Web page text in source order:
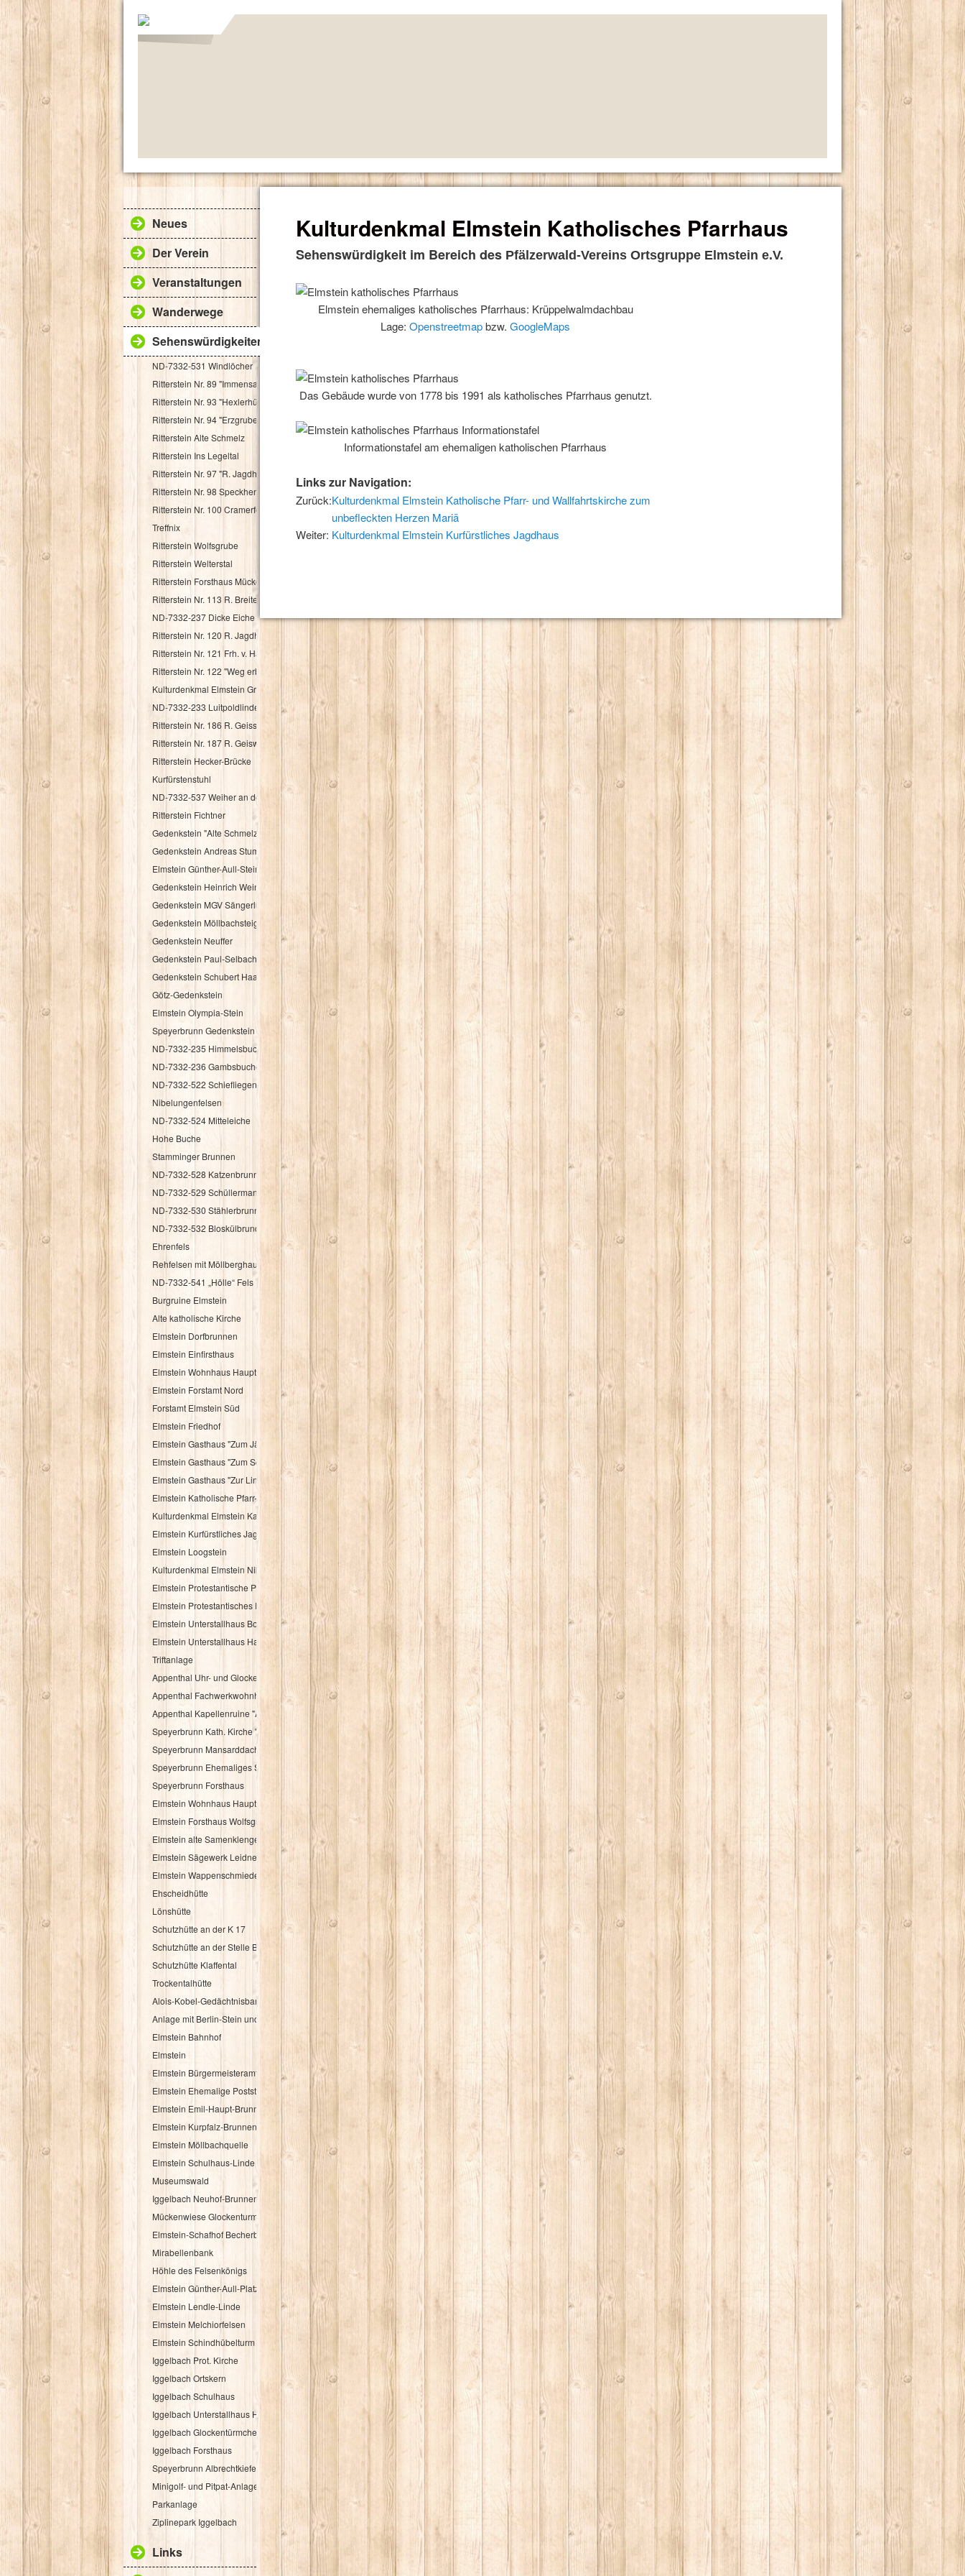
Neues
Der Verein
Veranstaltungen
Wanderwege
Sehenswürdigkeiten
ND-7332-531 Windlöcher
Ritterstein Nr. 89 "Immensack"
Ritterstein Nr. 93 "Hexlerhütte"
Ritterstein Nr. 94 "Erzgruben"
Ritterstein Alte Schmelz
Ritterstein Ins Legeltal
Ritterstein Nr. 97 "R. Jagdhaus"
Ritterstein Nr. 98 Speckhenrich
Ritterstein Nr. 100 Cramerfels
Treffnix
Ritterstein Wolfsgrube
Ritterstein Welterstal
Ritterstein Forsthaus Mückenwies
Ritterstein Nr. 113 R. Breitenstein 500 Schr.
ND-7332-237 Dicke Eiche
Ritterstein Nr. 120 R. Jagdhaus Breitscheid
Ritterstein Nr. 121 Frh. v. Haacke Holsriese
Ritterstein Nr. 122 "Weg erbaut Frh. v. Hacke 1737"
Kulturdenkmal Elmstein Grenzstein
ND-7332-233 Luitpoldlinde
Ritterstein Nr. 186 R. Geisskopferhof
Ritterstein Nr. 187 R. Geiswieserhof
Ritterstein Hecker-Brücke
Kurfürstenstuhl
ND-7332-537 Weiher an der Speyerbachquelle
Ritterstein Fichtner
Gedenkstein "Alte Schmelz"
Gedenkstein Andreas Stumpf
Elmstein Günther-Aull-Stein
Gedenkstein Heinrich Weintz
Gedenkstein MGV Sängerlust Elmstein
Gedenkstein Möllbachsteige
Gedenkstein Neuffer
Gedenkstein Paul-Selbach-Ruh
Gedenkstein Schubert Haag
Götz-Gedenkstein
Elmstein Olympia-Stein
Speyerbrunn Gedenkstein HK 1987
ND-7332-235 Himmelsbuche
ND-7332-236 Gambsbuche
ND-7332-522 Schiefliegender Fels
Nibelungenfelsen
ND-7332-524 Mitteleiche
Hohe Buche
Stamminger Brunnen
ND-7332-528 Katzenbrunnen
ND-7332-529 Schüllermannsbrunnen
ND-7332-530 Stählerbrunnen
ND-7332-532 Bloskülbrundsicht
Ehrenfels
Rehfelsen mit Möllberghaus
ND-7332-541 „Hölle“ Fels
Burgruine Elmstein
Alte katholische Kirche
Elmstein Dorfbrunnen
Elmstein Einfirsthaus
Elmstein Wohnhaus Hauptstraße 30
Elmstein Forstamt Nord
Forstamt Elmstein Süd
Elmstein Friedhof
Elmstein Gasthaus "Zum Jäger aus Kurpfalz"
Elmstein Gasthaus "Zum Schloßberg"
Elmstein Gasthaus "Zur Linde"
Elmstein Katholische Pfarr- und Wallfahrtskirche
Kulturdenkmal Elmstein Katholisches Pfarrhaus
Elmstein Kurfürstliches Jagdhaus
Elmstein Loogstein
Kulturdenkmal Elmstein Nibelungenheim
Elmstein Protestantische Pfarrkirche
Elmstein Protestantisches Pfarrhaus
Elmstein Unterstallhaus Bogengasse 1 und 5
Elmstein Unterstallhaus Hauptstraße 35
Triftanlage
Appenthal Uhr- und Glockentürmchen
Appenthal Fachwerkwohnhaus Talstraße 2
Appenthal Kapellenruine "Alter Turm"
Speyerbrunn Kath. Kirche "St. Wendelinus u. St. Hubertus"
Speyerbrunn Mansarddachbau
Speyerbrunn Ehemaliges Schulhaus
Speyerbrunn Forsthaus
Elmstein Wohnhaus Hauptstraße 48
Elmstein Forsthaus Wolfsgrube
Elmstein alte Samenklenge
Elmstein Sägewerk Leidner
Elmstein Wappenschmiede
Ehscheidhütte
Lönshütte
Schutzhütte an der K 17
Schutzhütte an der Stelle Brandbuche
Schutzhütte Klaffental
Trockentalhütte
Alois-Kobel-Gedächtnisbank
Anlage mit Berlin-Stein und Flurkreuz
Elmstein Bahnhof
Elmstein
Elmstein Bürgermeisteramt
Elmstein Ehemalige Poststation
Elmstein Emil-Haupt-Brunnen
Elmstein Kurpfalz-Brunnen
Elmstein Möllbachquelle
Elmstein Schulhaus-Linde
Museumswald
Iggelbach Neuhof-Brunnen
Mückenwiese Glockenturm
Elmstein-Schafhof Becherbaum
Mirabellenbank
Höhle des Felsenkönigs
Elmstein Günther-Aull-Platz
Elmstein Lendle-Linde
Elmstein Melchiorfelsen
Elmstein Schindhübelturm
Iggelbach Prot. Kirche
Iggelbach Ortskern
Iggelbach Schulhaus
Iggelbach Unterstallhaus Hübelgasse 1
Iggelbach Glockentürmchen
Iggelbach Forsthaus
Speyerbrunn Albrechtkiefer
Minigolf- und Pitpat-Anlage
Parkanlage
Ziplinepark Iggelbach
Links
Kulturdenkmal Elmstein Katholisches Pfarrhaus
Sehenswürdigkeit im Bereich des Pfälzerwald-Vereins Ortsgruppe Elmstein e.V.
Elmstein ehemaliges katholisches Pfarrhaus: Krüppelwalmdachbau
Lage: Openstreetmapbzw. GoogleMaps
Das Gebäude wurde von 1778 bis 1991 als katholisches Pfarrhaus genutzt.
Informationstafel am ehemaligen katholischen Pfarrhaus
Links zur Navigation:
Zurück:Kulturdenkmal Elmstein Katholische Pfarr- und Wallfahrtskirche zum
unbefleckten Herzen Mariä
Weiter: Kulturdenkmal Elmstein Kurfürstliches Jagdhaus